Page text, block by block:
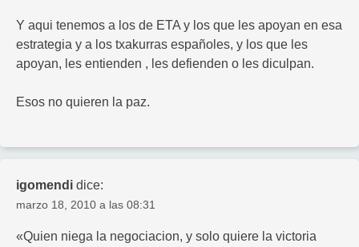
Y aqui tenemos a los de ETA y los que les apoyan en esa
estrategia y a los txakurras españoles, y los que les
apoyan, les entienden , les defienden o les diculpan.
Esos no quieren la paz.
igomendi dice:
marzo 18, 2010 a las 08:31
«Quien niega la negociacion, y solo quiere la victoria